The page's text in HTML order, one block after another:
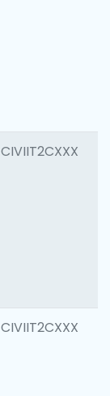
CIVIIT2CXXX
CIVIIT2CXXX